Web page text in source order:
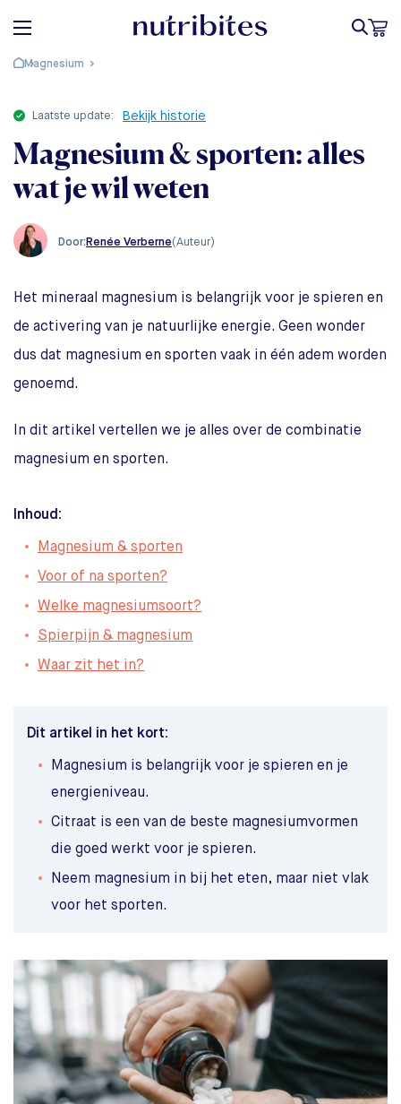
Magnesium
laatste update: Bekijk historie
Magnesium & sporten: alles
wat je wil weten
Door: Renée Verberne(Auteur)
Het mineraal magnesium is belangrijk voor je spieren en
de activering van je natuurlijke energie. Geen wonder
dus dat magnesium en sporten vaak in één adem worden
genoemd.
In dit artikel vertellen we je alles over de combinatie
magnesium en sporten.
Inhoud:
Magnesium & sporten
Voor of na sporten?
Welke magnesiumsoort?
Spierpijn & magnesium
Waar zit het in?
Dit artikel in het kort:
Magnesium is belangrijk voor je spieren en je
energieniveau.
Citraat is een van de beste magnesiumvormen
die goed werkt voor je spieren.
Neem magnesium in bij het eten, maar niet vlak
voor het sporten.